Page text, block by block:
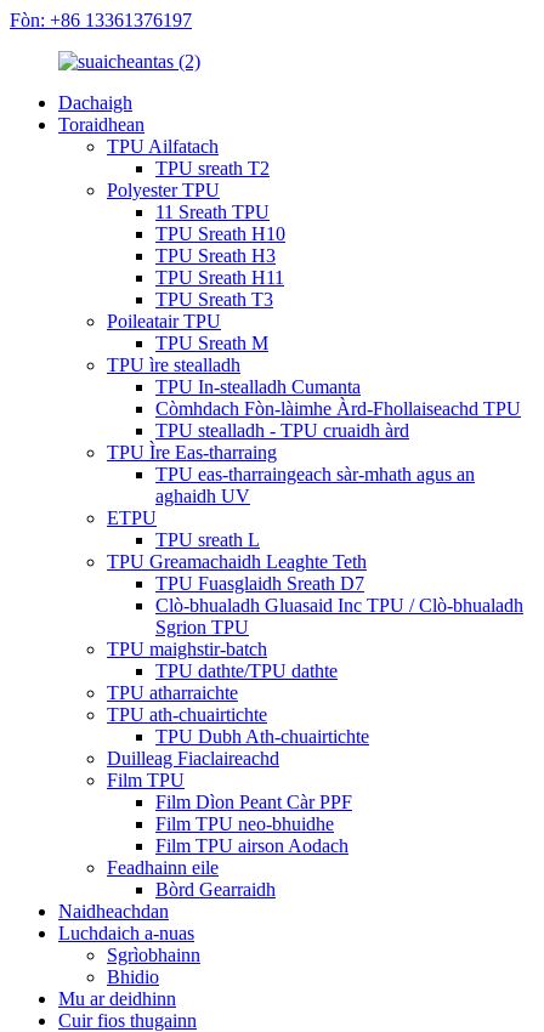
Fòn: +86 13361376197
Dachaigh
Toraidhean
TPU Ailfatach
TPU sreath T2
Polyester TPU
11 Sreath TPU
TPU Sreath H10
TPU Sreath H3
TPU Sreath H11
TPU Sreath T3
Poileatair TPU
TPU Sreath M
TPU ìre stealladh
TPU In-stealladh Cumanta
Còmhdach Fòn-làimhe Àrd-Fhollaiseachd TPU
TPU stealladh - TPU cruaidh àrd
TPU Ìre Eas-tharraing
TPU eas-tharraingeach sàr-mhath agus an
aghaidh UV
ETPU
TPU sreath L
TPU Greamachaidh Leaghte Teth
TPU Fuasglaidh Sreath D7
Clò-bhualadh Gluasaid Inc TPU / Clò-bhualadh
Sgrion TPU
TPU maighstir-batch
TPU dathte/TPU dathte
TPU atharraichte
TPU ath-chuairtichte
TPU Dubh Ath-chuairtichte
Duilleag Fiaclaireachd
Film TPU
Film Dìon Peant Càr PPF
Film TPU neo-bhuidhe
Film TPU airson Aodach
Feadhainn eile
Bòrd Gearraidh
Naidheachdan
Luchdaich a-nuas
Sgrìobhainn
Bhidio
Mu ar deidhinn
Cuir fios thugainn